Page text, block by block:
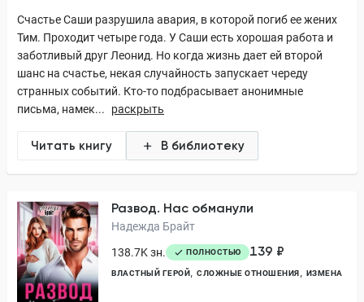
Счастье Саши разрушила авария, в которой погиб ее жених
Тим. Проходит четыре года. У Саши есть хорошая работа и
заботливый друг Леонид. Но когда жизнь дает ей второй
шанс на счастье, некая случайность запускает череду
странных событий. Кто-то подбрасывает анонимные
письма, намек...
раскрыть
Читать книгу В библиотеку
Развод. Нас обманули
Надежда Брайт
138.7K зн.
ПОЛНОСТЬЮ 139 ₽
ВЛАСТНЫЙ ГЕРОЙ СЛОЖНЫЕ ОТНОШЕНИЯ ИЗМЕНА